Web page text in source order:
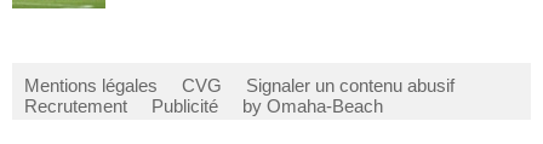
Mentions légales CVG
Signaler un contenu abusif
Recrutement
Publicité by Omaha-Beach